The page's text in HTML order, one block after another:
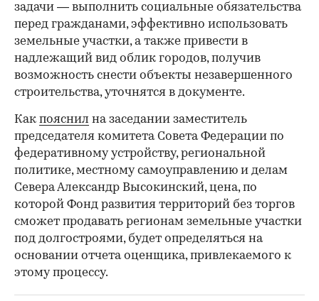
задачи — выполнить социальные обязательства
перед гражданами, эффективно использовать
земельные участки, а также привести в
надлежащий вид облик городов, получив
возможность снести объекты незавершенного
строительства, уточнятся в документе.
Как пояснил на заседании заместитель
председателя комитета Совета Федерации по
федеративному устройству, региональной
политике, местному самоуправлению и делам
Севера Александр Высокинский, цена, по
которой Фонд развития территорий без торгов
сможет продавать регионам земельные участки
под долгостроями, будет определяться на
основании отчета оценщика, привлекаемого к
этому процессу.